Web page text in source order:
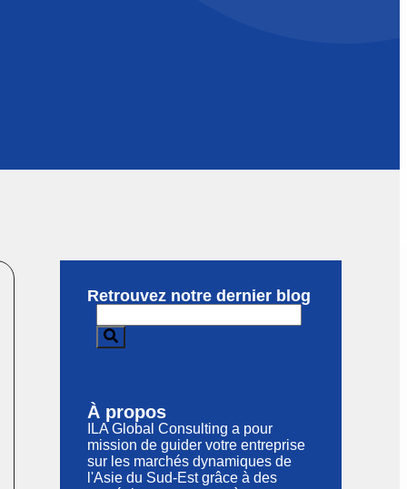
Retrouvez notre dernier blog
À propos
ILA Global Consulting a pour
mission de guider votre entreprise
sur les marchés dynamiques de
l'Asie du Sud-Est grâce à des